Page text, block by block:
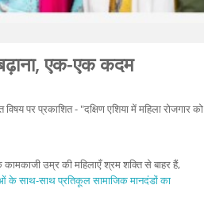
बढ़ाना, एक-एक कदम
पर प्रकाशित - "दक्षिण एशिया में महिला रोजगार को
उम्र की महिलाएँ श्रम शक्ति से बाहर हैं,
के साथ-साथ प्रतिकूल सामाजिक मानदंडों का